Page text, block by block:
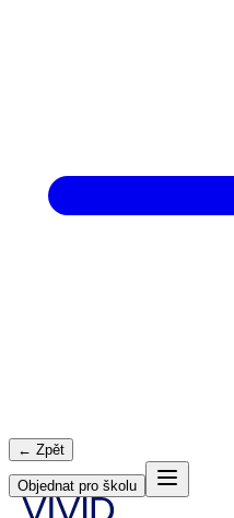
← Zpět
Objednat pro školu